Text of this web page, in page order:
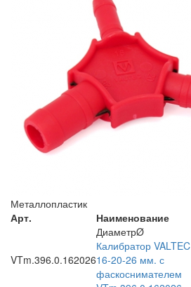
Металлопластик
Арт.
Наименование
VTm.396.0.162026
ДиаметрØ
Калибратор VALTEC
16-20-26 мм. с
фаскоснимателем